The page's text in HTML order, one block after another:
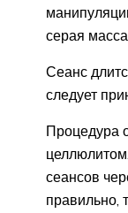
серая
Сеанс
следует
Процедура
сеансов
правильно,